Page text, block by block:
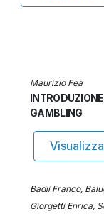
Maurizio Fea
GAMBLING
Badii Franco,
Giorgetti Enrica,